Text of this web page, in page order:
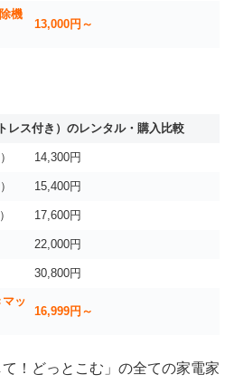
機
13,000円～
レス付き）のレンタル・購入比較
14,300円
15,400円
17,600円
22,000円
30,800円
ッ
16,999円～
！どっとこむ」の全ての家電家